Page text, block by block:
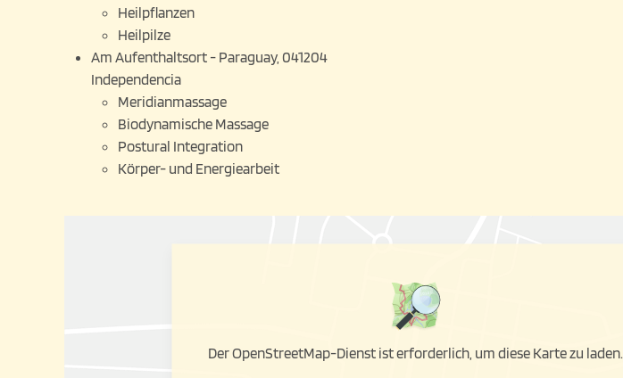
Heilpflanzen
Heilpilze
Am Aufenthaltsort - Paraguay, 041204
Independencia
Meridianmassage
Biodynamische Massage
Postural Integration
Körper- und Energiearbeit
Der OpenStreetMap-Dienst ist erforderlich, um diese Karte zu laden.